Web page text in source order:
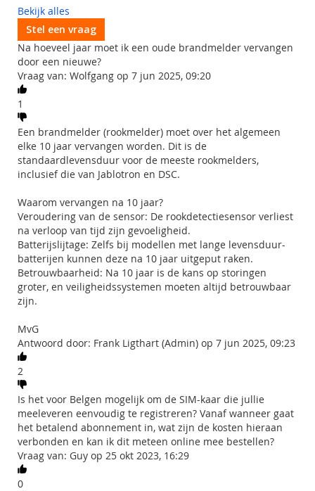
Bekijk alles
Stel een vraag
Na hoeveel jaar moet ik een oude brandmelder vervangen
door een nieuwe?
Vraag van: Wolfgang op 7 jun 2025, 09:20
1
Een brandmelder (rookmelder) moet over het algemeen
elke 10 jaar vervangen worden. Dit is de
standaardlevensduur voor de meeste rookmelders,
inclusief die van Jablotron en DSC.
Waarom vervangen na 10 jaar?
Veroudering van de sensor: De rookdetectiesensor verliest
na verloop van tijd zijn gevoeligheid.
Batterijslijtage: Zelfs bij modellen met lange levensduur-
batterijen kunnen deze na 10 jaar uitgeput raken.
Betrouwbaarheid: Na 10 jaar is de kans op storingen
groter, en veiligheidssystemen moeten altijd betrouwbaar
zijn.
MvG
Antwoord door: Frank Ligthart (Admin) op 7 jun 2025, 09:23
2
Is het voor Belgen mogelijk om de SIM-kaar die jullie
meeleveren eenvoudig te registreren? Vanaf wanneer gaat
het betalend abonnement in, wat zijn de kosten hieraan
verbonden en kan ik dit meteen online mee bestellen?
Vraag van: Guy op 25 okt 2023, 16:29
0